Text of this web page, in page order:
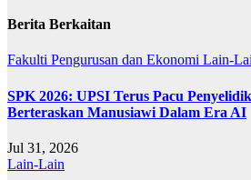
Berita Berkaitan
Fakulti Pengurusan dan Ekonomi Lain-
SPK 2026: UPSI Terus Pacu
Berteraskan Manusiawi Dalam Era AI
Jul 31, 2026
Lain-Lain